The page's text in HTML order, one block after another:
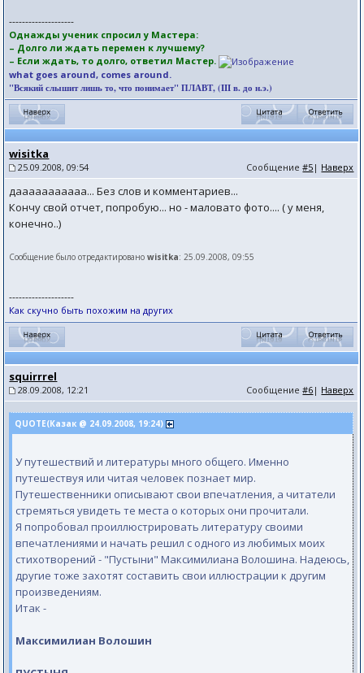
--------------------
Однажды ученик спросил у Мастера:
– Долго ли ждать перемен к лучшему?
– Если ждать, то долго, ответил Мастер.
what goes around, comes around.
"Всякий слышит лишь то, что понимает" ПЛАВТ, (III в. до н.э.)
wisitka
25.09.2008, 09:54 Сообщение#5 | Наверх
дааааааааааа... Без слов и комментариев...
Кончу свой отчет, попробую... но - маловато фото.... ( у меня,
конечно..)
Сообщение было отредактированоwisitka: 25.09.2008, 09:55
--------------------
Как скучно быть похожим на других
squirrrel
28.09.2008, 12:21 Сообщение#6 | Наверх
QUOTE(Казак @ 24.09.2008, 19:24)
У путешествий и литературы много общего. Именно
путешествуя или читая человек познает мир.
Путешественники описывают свои впечатления, а читатели
стремяться увидеть те места о которых они прочитали.
Я попробовал проиллюстрировать литературу своими
впечатлениями и начать решил с одного из любимых моих
стихотворений - "Пустыни" Максимилиана Волошина. Надеюсь,
другие тоже захотят составить свои иллюстрации к другим
произведениям.
Итак -
Максимилиан Волошин